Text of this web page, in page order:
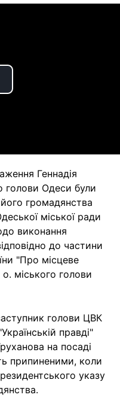
Геннадія
голови Одеси були
громадянства
міської ради
виконання
до частини
"Про місцеве
міського голови
голови ЦВК
правді"
на посаді
припиненими, коли
указу